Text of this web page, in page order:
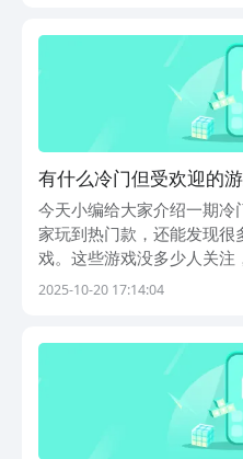
有什么冷门但受欢迎的
单合集
今天小编给大家介绍一期
家玩到热门款，还能发现
戏。这些游戏没多少人关
们各有各的亮点。不管是主
《...
2025-10-20 17:14:04